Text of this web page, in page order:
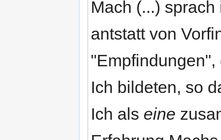
Mach (...)
antstatt von
Ich bildeten, so
Ich als eine